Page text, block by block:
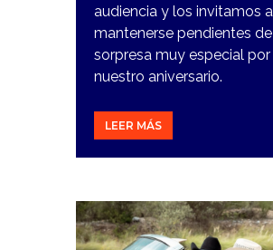
audiencia y los invitamos a
mantenerse pendientes
sorpresa muy especial por
nuestro aniversario.
LEER MÁS